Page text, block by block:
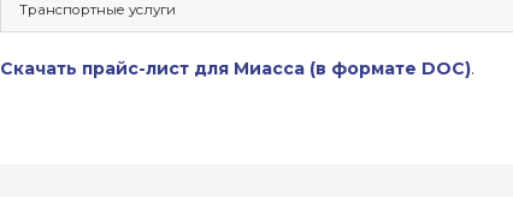
Транспортные услуги
Скачать прайс-лист для Миасса (в формате DOC).